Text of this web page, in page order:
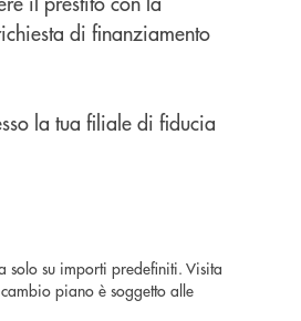
di finanziamento
la tua filiale di fiducia
solo su importi predefiniti. Visita
piano è soggetto alle